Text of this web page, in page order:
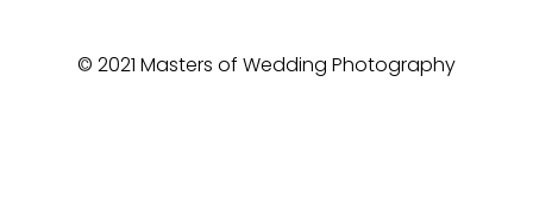
© 2021 Masters of Wedding Photography